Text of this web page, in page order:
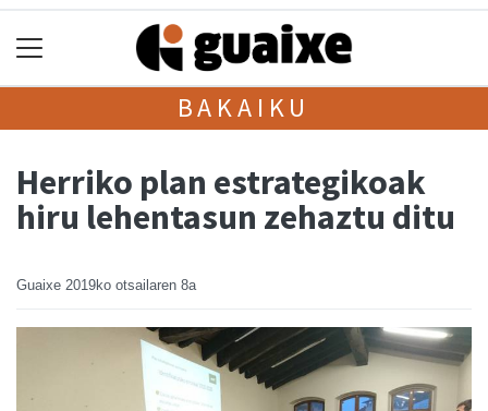
BAKAIKU
Herriko plan estrategikoak
hiru lehentasun zehaztu ditu
Guaixe 2019ko otsailaren 8a